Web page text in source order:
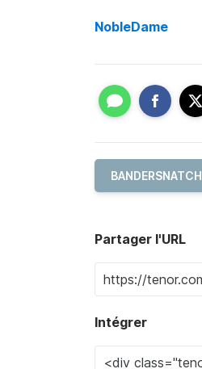
NobleDame
BANDERSNATCH
Partager l'URL
Intégrer